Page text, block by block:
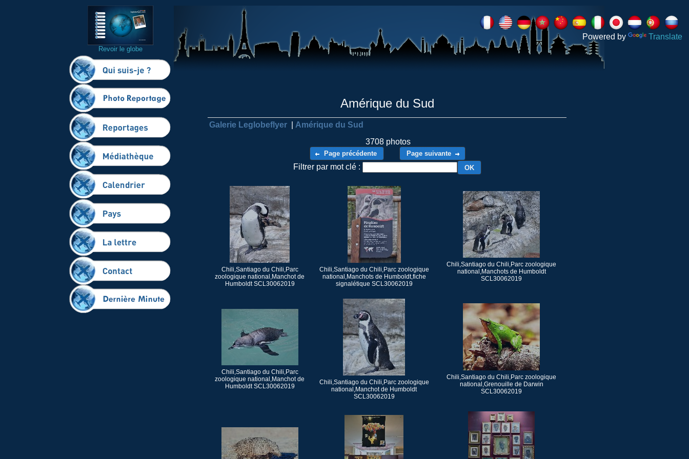
Revoir le globe
Amérique du Sud
Galerie Leglobeflyer
Amérique du Sud
3708 photos
Page précédente Page suivante
Filtrer par mot clé : OK
Chili,Santiago du Chili,Parc
zoologique national,Manchot de
Humboldt SCL30062019
Chili,Santiago du Chili,Parc zoologique
national,Manchots de Humboldt,fiche
signalétique SCL30062019
Chili,Santiago du Chili,Parc zoologique
national,Manchots de Humboldt
SCL30062019
Chili,Santiago du Chili,Parc
zoologique national,Manchot de
Humboldt SCL30062019
Chili,Santiago du Chili,Parc zoologique
national,Manchot de Humboldt
SCL30062019
Chili,Santiago du Chili,Parc zoologique
national,Grenouille de Darwin
SCL30062019
Powered by Translate